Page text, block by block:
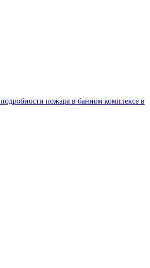
пожара в банном комплексе в